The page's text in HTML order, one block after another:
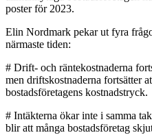
poster för 2023.
Elin Nordmark pekar ut fyra
närmaste tiden:
# Drift- och räntekostnaderna
men driftskostnaderna fortsätter
bostadsföretagens kostnadstryck.
# Intäkterna ökar inte i samma
blir att många bostadsföretag